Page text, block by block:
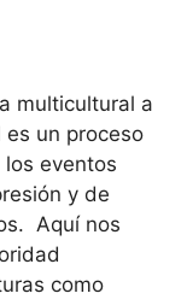
multicultural a
un proceso
eventos
y de
Aquí nos
como